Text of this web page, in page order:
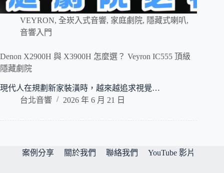
VEYRON, 全崁入式音響, 家庭劇院, 隱藏式喇叭,
音響入門
Denon X2900H 與 X3900H 怎麼選？ Veyron IC555 頂級
隱藏劇院
現代人在規劃新家裝潢時，越來越追求視覺…
台北音響
2026 年 6 月 21 日
案例分享 關於我們 聯絡我們 YouTube 影片